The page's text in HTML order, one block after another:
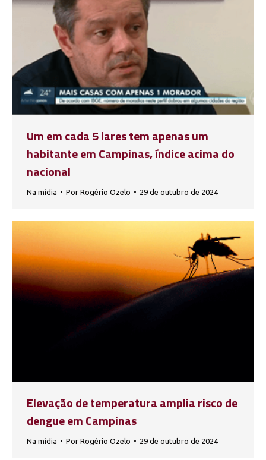
Um em cada 5 lares tem apenas um
habitante em Campinas, índice acima do
nacional
Na mídia Por Rogério Ozelo 29 de outubro de 2024
Elevação de temperatura amplia risco de
dengue em Campinas
Na mídia Por Rogério Ozelo 29 de outubro de 2024